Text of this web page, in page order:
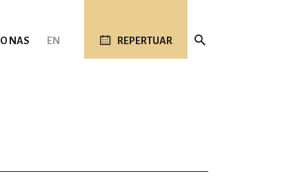
O NAS EN REPERTUAR